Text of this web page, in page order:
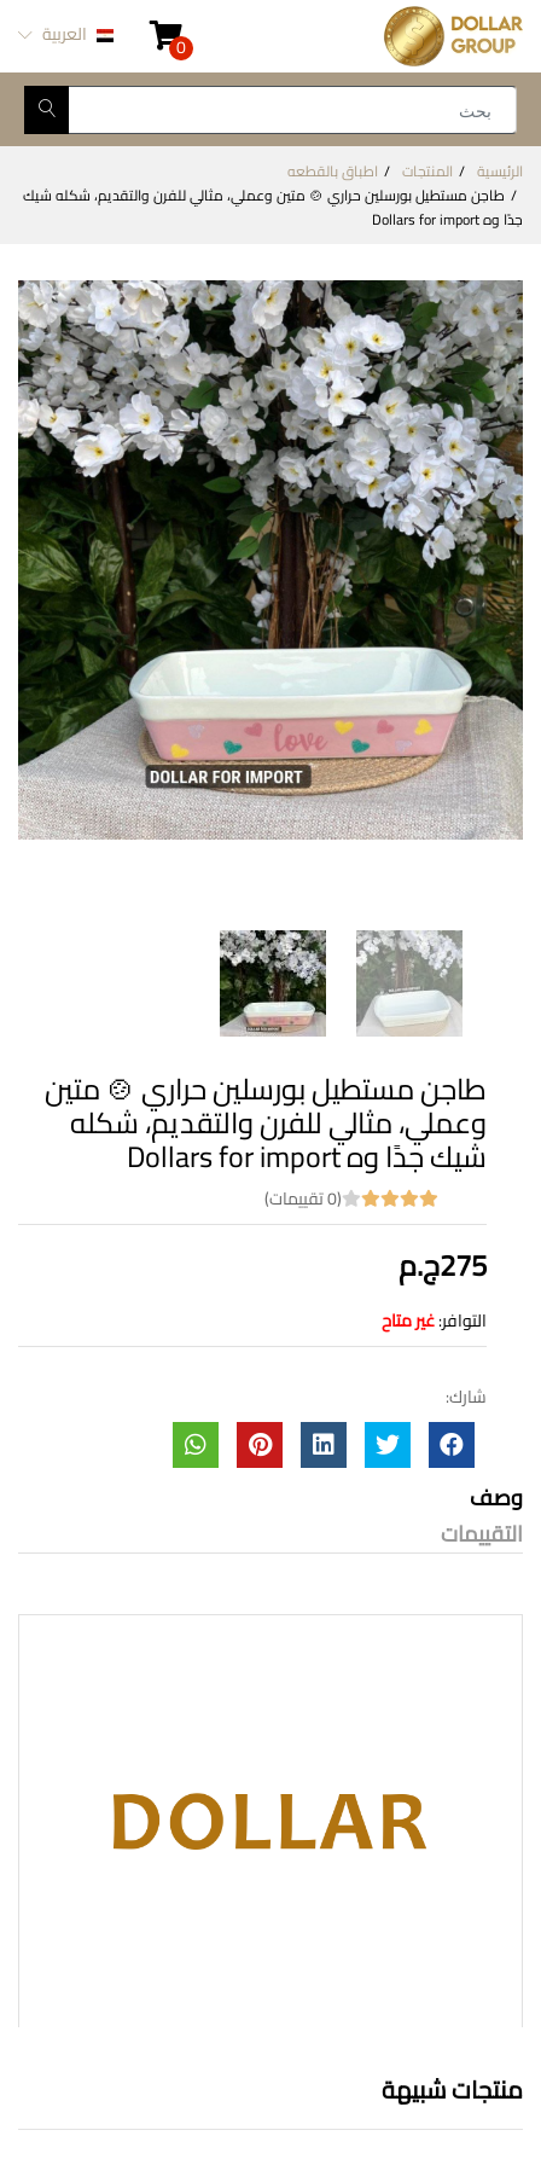
0 العربية
الرئيسية المنتجات
اطباق بالقطعه
طاجن مستطيل بورسلين حراري 🍲 متين وعملي، مثالي للفرن والتقديم، شكله شيك
جدًا وه Dollars for import
طاجن مستطيل بورسلين حراري 🍲 متين
وعملي، مثالي للفرن والتقديم، شكله
شيك جدًا وه Dollars for import
(0 تقييمات)
275ج.م
التوافر:غير متاح
شارك:
وصف
التقييمات
منتجات شبيهة